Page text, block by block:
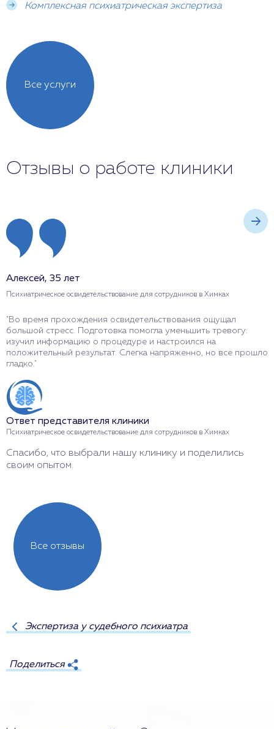
Комплексная психиатрическая экспертиза
Все услуги
Отзывы о работе клиники
Алексей, 35 лет
Психиатрическое освидетельствование для сотрудников в Химках
"Во время прохождения освидетельствования ощущал
большой стресс. Подготовка помогла уменьшить тревогу:
изучил информацию о процедуре и настроился на
положительный результат. Слегка напряженно, но все прошло
гладко."
Ответ представителя клиники
Психиатрическое освидетельствование для сотрудников в Химках
Спасибо, что выбрали нашу клинику и поделились
своим опытом.
Все отзывы
Экспертиза у судебного психиатра
Поделиться